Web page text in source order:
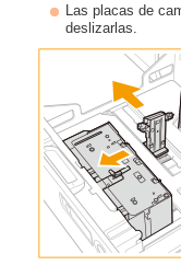
Las placas de
deslizarlas.